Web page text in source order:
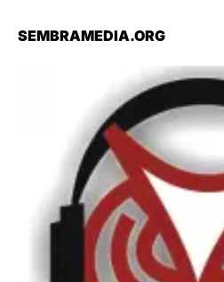
SEMBRAMEDIA.ORG